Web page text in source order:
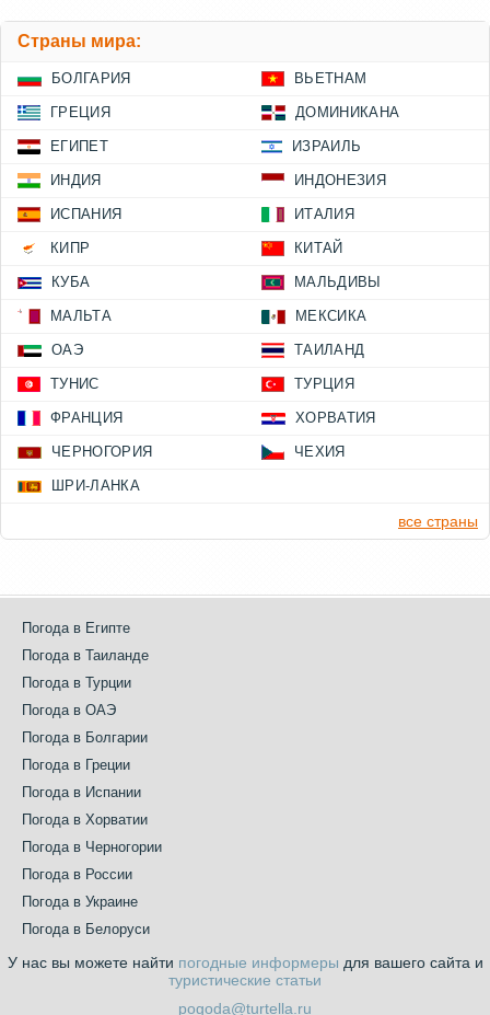
Страны мира:
БОЛГАРИЯ ВЬЕТНАМ
ГРЕЦИЯ ДОМИНИКАНА
ЕГИПЕТ ИЗРАИЛЬ
ИНДИЯ ИНДОНЕЗИЯ
ИСПАНИЯ ИТАЛИЯ
КИПР КИТАЙ
КУБА МАЛЬДИВЫ
МАЛЬТА МЕКСИКА
ОАЭ ТАИЛАНД
ТУНИС ТУРЦИЯ
ФРАНЦИЯ ХОРВАТИЯ
ЧЕРНОГОРИЯ ЧЕХИЯ
ШРИ-ЛАНКА
все страны
Погода в Египте
Погода в Таиланде
Погода в Турции
Погода в ОАЭ
Погода в Болгарии
Погода в Греции
Погода в Испании
Погода в Хорватии
Погода в Черногории
Погода в России
Погода в Украине
Погода в Белоруси
У нас вы можете найти погодные информеры для вашего сайта и
туристические статьи
pogoda@turtella.ru